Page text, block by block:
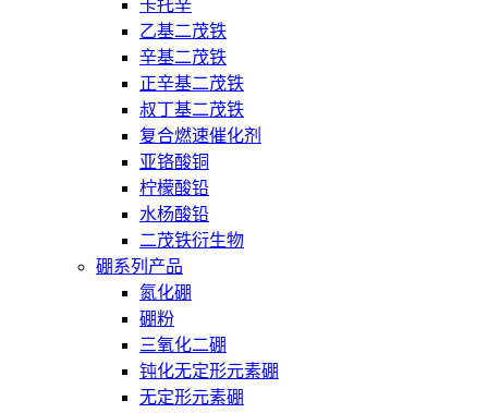
卡托辛
乙基二茂铁
辛基二茂铁
正辛基二茂铁
叔丁基二茂铁
复合燃速催化剂
亚铬酸铜
柠檬酸铅
水杨酸铅
二茂铁衍生物
硼系列产品
氮化硼
硼粉
三氧化二硼
钝化无定形元素硼
无定形元素硼